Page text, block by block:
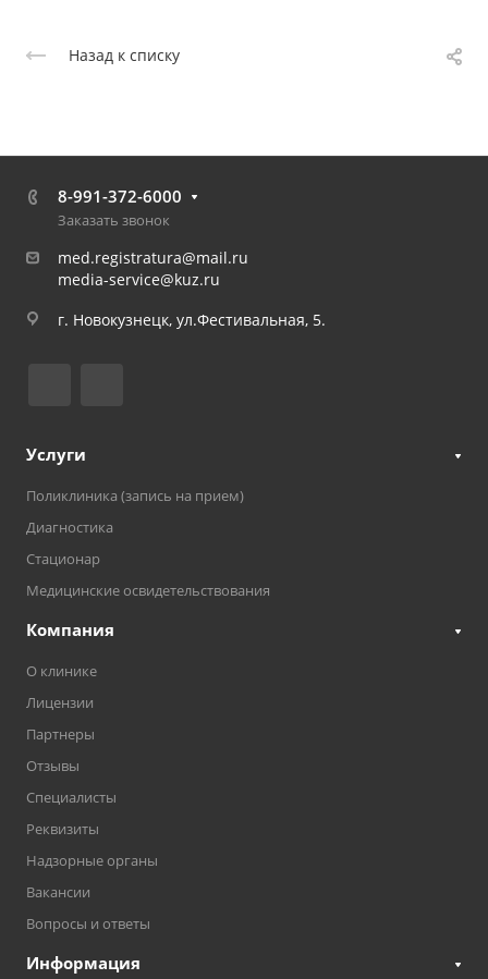
Назад к списку
8-991-372-6000
Заказать звонок
med.registratura@mail.ru
media-service@kuz.ru
г. Новокузнецк, ул.Фестивальная, 5.
Услуги
Поликлиника (запись на прием)
Диагностика
Стационар
Медицинские освидетельствования
Компания
О клинике
Лицензии
Партнеры
Отзывы
Специалисты
Реквизиты
Надзорные органы
Вакансии
Вопросы и ответы
Информация